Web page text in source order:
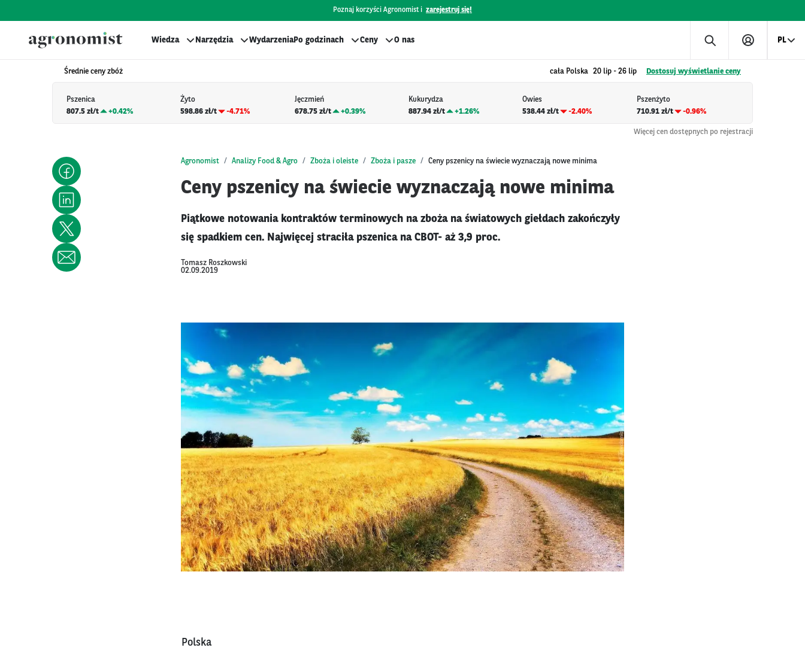
Poznaj korzyści Agronomist i zarejestruj się!
Wiedza Narzędzia WydarzeniaPo godzinach Ceny O nas PL
Średnie ceny zbóż cała Polska 20 lip - 26 lip Dostosuj wyświetlanie ceny
Pszenica
807.5 zł/t
+0.42%
Żyto
598.86 zł/t
-4.71%
Jęczmień
678.75 zł/t
+0.39%
Kukurydza
887.94 zł/t
+1.26%
Owies
538.44 zł/t
-2.40%
Pszenżyto
710.91 zł/t
-0.96%
Więcej cen dostępnych po rejestracji
Agronomist Analizy Food & Agro Zboża i oleiste Zboża i pasze Ceny pszenicy na świecie wyznaczają nowe minima
Ceny pszenicy na świecie wyznaczają nowe minima
Piątkowe notowania kontraktów terminowych na zboża na światowych giełdach zakończyły
się spadkiem cen. Najwięcej straciła pszenica na CBOT- aż 3,9 proc.
Tomasz Roszkowski
02.09.2019
Polska